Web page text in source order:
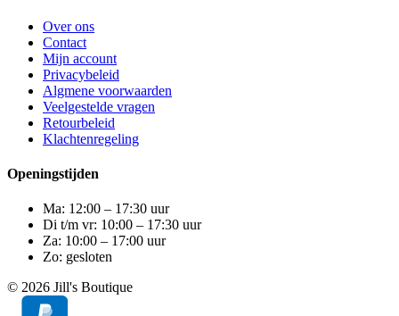
Over ons
Contact
Mijn account
Privacybeleid
Algmene voorwaarden
Veelgestelde vragen
Retourbeleid
Klachtenregeling
Openingstijden
Ma: 12:00 – 17:30 uur
Di t/m vr: 10:00 – 17:30 uur
Za: 10:00 – 17:00 uur
Zo: gesloten
© 2026 Jill's Boutique